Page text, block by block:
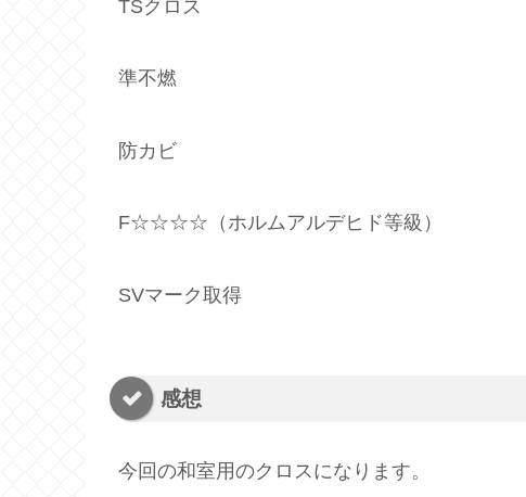
TSクロス
準不燃
防カビ
F☆☆☆☆（ホルムアルデヒド等級）
SVマーク取得
感想
今回の和室用のクロスになります。